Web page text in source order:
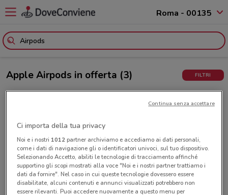
Roma - 00135
Apple Airpods in offerta (3) FILTRI
129,90
MediaWorld
6.4 km
Ci importa della tua privacy
Noi e i nostri 1012partner archiviamo e accediamo ai dati personali,
come i dati di navigazione gli o identificatori univoci, sul tuo dispositivo.
Selezionando Accetto, abiliti le tecnologie di tracciamento affinché
supportino gli scopi mostrati alla voce "Noi e i nostri partner trattiamo i
dati da fornire". Nel caso in cui queste tecnologie dovessero essere
disabilitate, alcuni contenuti e annunci visualizzati potrebbero non
essere rilevanti. Puoi accedere nuovamente a questo menu per
Continua senza accettare